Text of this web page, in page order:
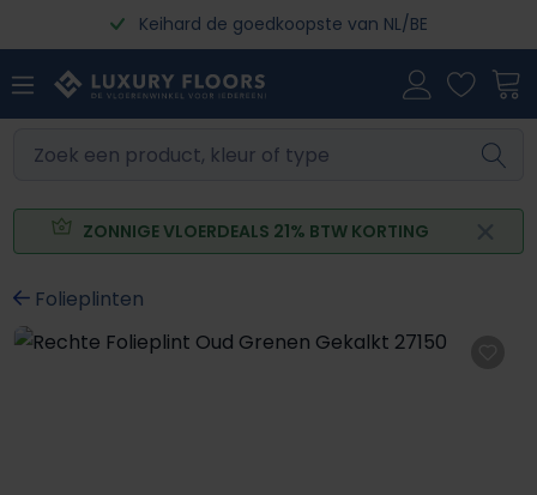
Ga naar de hoofdinhoudKeihard de goedkoopste van NL/BE
ZONNIGE VLOERDEALS 21% BTW KORTING
Folieplinten
Afbeeldingengalerij overslaan